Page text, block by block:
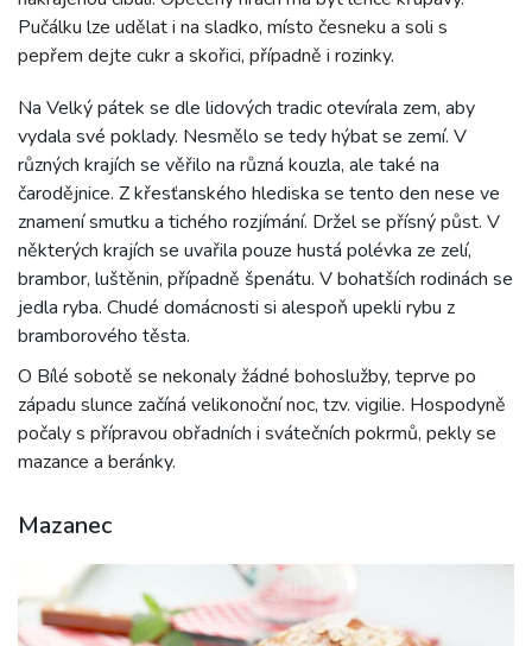
Pučálku lze udělat i na sladko, místo česneku a soli s
pepřem dejte cukr a skořici, případně i rozinky.
Na Velký pátek se dle lidových tradic otevírala zem, aby
vydala své poklady. Nesmělo se tedy hýbat se zemí. V
různých krajích se věřilo na různá kouzla, ale také na
čarodějnice. Z křesťanského hlediska se tento den nese ve
znamení smutku a tichého rozjímání. Držel se přísný půst. V
některých krajích se uvařila pouze hustá polévka ze zelí,
brambor, luštěnin, případně špenátu. V bohatších rodinách se
jedla ryba. Chudé domácnosti si alespoň upekli rybu z
bramborového těsta.
O Bílé sobotě se nekonaly žádné bohoslužby, teprve po
západu slunce začíná velikonoční noc, tzv. vigilie. Hospodyně
počaly s přípravou obřadních i svátečních pokrmů, pekly se
mazance a beránky.
Mazanec